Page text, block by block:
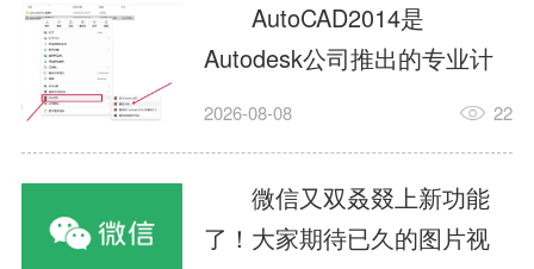
面，如图所示：2.在该界面内
找到矩形选项，如图所示：3.
点击矩...
伙伴可以来了解了解哦。1.打
开控制面板，选择
AutodeskAutoCAD2014。2.
等AutodeskAutoCAD2014的
安装程序加载完毕。3.选择添
加/...
AutoCAD2014是
Autodesk公司推出的专业计
算机辅助设计（CAD）软
子、建筑、服装等多个工程
与设计领域。作为行业标准
工具之一，它提供了强大的
2026-08-08 22
微信又双叒叕上新功能
了！大家期待已久的图片视